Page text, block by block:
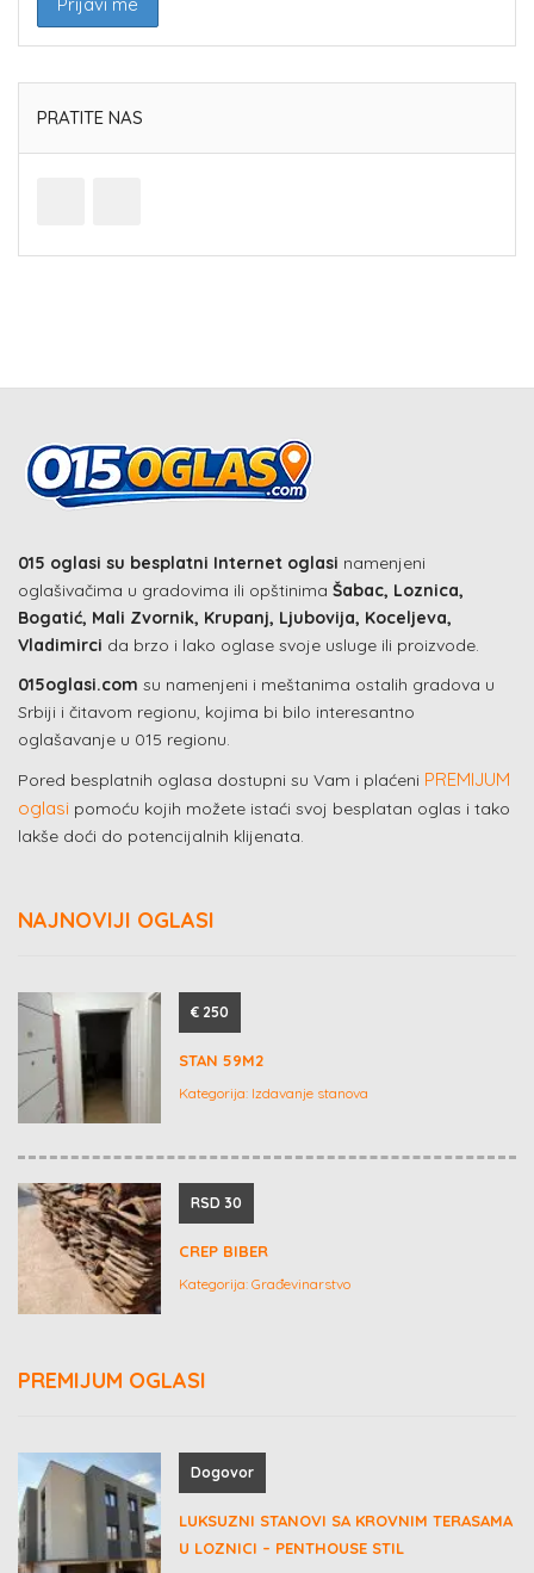
PRATITE NAS
015 oglasi su besplatni Internet oglasi namenjeni
oglašivačima u gradovima ili opštinima Šabac, Loznica,
Bogatić, Mali Zvornik, Krupanj, Ljubovija, Koceljeva,
Vladimirci da brzo i lako oglase svoje usluge ili proizvode.
015oglasi.com su namenjeni i meštanima ostalih gradova u
Srbiji i čitavom regionu, kojima bi bilo interesantno
oglašavanje u 015 regionu.
Pored besplatnih oglasa dostupni su Vam i plaćeni PREMIJUM
oglasi pomoću kojih možete istaći svoj besplatan oglas i tako
lakše doći do potencijalnih klijenata.
NAJNOVIJI OGLASI
€ 250
STAN 59M2
Kategorija: Izdavanje stanova
RSD 30
CREP BIBER
Kategorija: Građevinarstvo
PREMIJUM OGLASI
Dogovor
LUKSUZNI STANOVI SA KROVNIM TERASAMA
U LOZNICI – PENTHOUSE STIL